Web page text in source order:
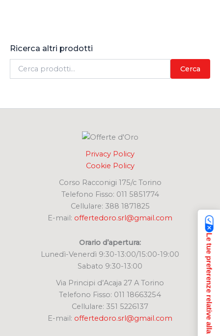
Ricerca altri prodotti
Cerca
Privacy Policy
Cookie Policy
Corso Racconigi 175/c Torino
Telefono Fisso: 011 5851774
Cellulare: 388 1871825
E-mail: offertedoro.srl@gmail.com
Orario d’apertura:
Lunedì-Venerdì 9:30-13:00/15:00-19:00
Sabato 9:30-13:00
Via Principi d’Acaja 27 A Torino
Telefono Fisso: 011 18663254
Cellulare: 351 5226137
E-mail: offertedoro.srl@gmail.com Le tue preferenze relative alla privacy